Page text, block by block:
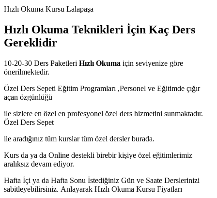
Hızlı Okuma Kursu Lalapaşa
Hızlı Okuma Teknikleri İçin Kaç Ders
Gereklidir
10-20-30 Ders Paketleri Hızlı Okuma için seviyenize göre
önerilmektedir.
Özel Ders Sepeti Eğitim Programları ,Personel ve Eğitimde çığır
açan özgünlüğü
ile sizlere en özel en profesyonel özel ders hizmetini sunmaktadır.
Özel Ders Sepet
ile aradığınız tüm kurslar tüm özel dersler burada.
Kurs da ya da Online destekli birebir kişiye özel eğitimlerimiz
aralıksız devam ediyor.
Hafta İçi ya da Hafta Sonu İstediğiniz Gün ve Saate Derslerinizi
sabitleyebilirsiniz. Anlayarak Hızlı Okuma Kursu Fiyatları